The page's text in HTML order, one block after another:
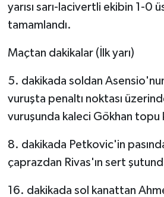
yarısı sarı-lacivertli ekibin 1-0
tamamlandı.
Maçtan dakikalar (İlk yarı)
5. dakikada soldan
vuruşta penaltı noktası
vuruşunda kaleci Gökhan topu
8. dakikada Petkovic'in
çaprazdan Rivas'ın sert
16. dakikada sol kanattan